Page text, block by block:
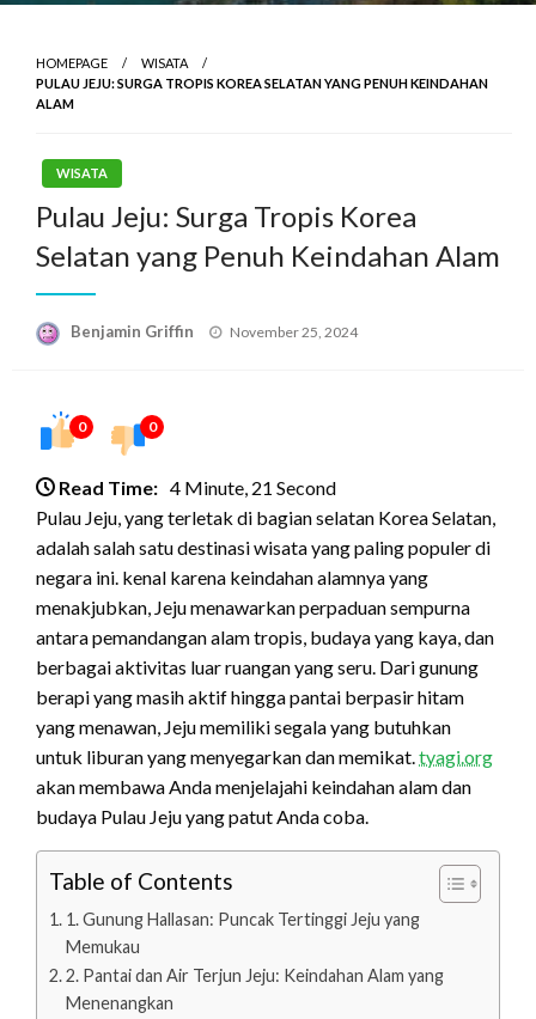
HOMEPAGE
WISATA
PULAU JEJU: SURGA TROPIS KOREA SELATAN YANG PENUH KEINDAHAN
ALAM
WISATA
Pulau Jeju: Surga Tropis Korea
Selatan yang Penuh Keindahan Alam
Benjamin Griffin
Posted
November 25, 2024
0 0
Read Time: 4 Minute, 21 Second
Pulau Jeju, yang terletak di bagian selatan Korea Selatan,
adalah salah satu destinasi wisata yang paling populer di
negara ini. kenal karena keindahan alamnya yang
menakjubkan, Jeju menawarkan perpaduan sempurna
antara pemandangan alam tropis, budaya yang kaya, dan
berbagai aktivitas luar ruangan yang seru. Dari gunung
berapi yang masih aktif hingga pantai berpasir hitam
yang menawan, Jeju memiliki segala yang butuhkan
untuk liburan yang menyegarkan dan memikat.tyagi.org
akan membawa Anda menjelajahi keindahan alam dan
budaya Pulau Jeju yang patut Anda coba.
Table of Contents
1. Gunung Hallasan: Puncak Tertinggi Jeju yang
Memukau
2. Pantai dan Air Terjun Jeju: Keindahan Alam yang
Menenangkan